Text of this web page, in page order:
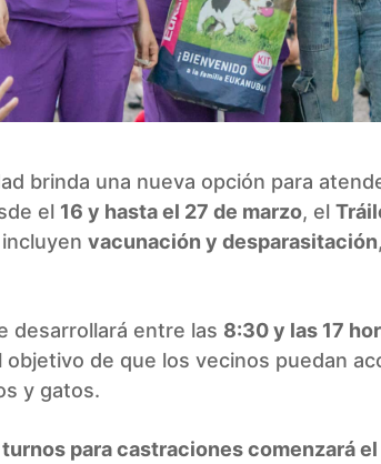
brinda una nueva opción para
el 16 y hasta el 27 de marzo, el
vacunación y desparasitación
desarrollará entre las 8:30 y las 17
objetivo de que los vecinos puedan
y gatos.
turnos para castraciones comenzará